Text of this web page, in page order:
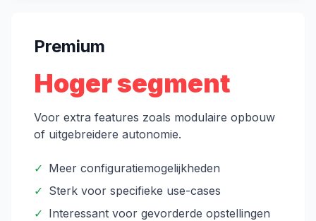
Premium
Hoger segment
Voor extra features zoals modulaire opbouw
of uitgebreidere autonomie.
✓ Meer configuratiemogelijkheden
✓ Sterk voor specifieke use-cases
✓ Interessant voor gevorderde opstellingen